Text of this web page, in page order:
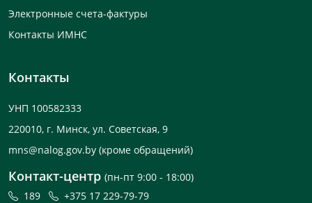
Электронные счета-фактуры
Контакты ИМНС
Контакты
УНП 100582333
220010, г. Минск, ул. Советская, 9
mns@nalog.gov.by (кроме обращений)
Контакт-центр (пн-пт 9:00 - 18:00)
189
+375 17 229-79-79